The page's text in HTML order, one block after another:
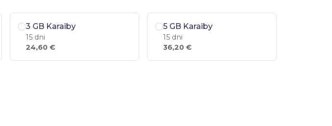
3 GB Karaiby
15 dni
24,60 €
5 GB Karaiby
15 dni
36,20 €